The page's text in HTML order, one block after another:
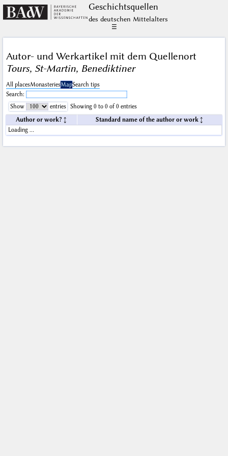
Geschichts­quellen
des deutschen Mittelalters
☰
Autor- und Werkartikel mit dem Quellenort
Tours, St-Martin, Benediktiner
All placesMonasteriesMapSearch tips
Search:
Show
entries
Showing 0 to 0 of 0 entries
Author or work?
Standard name of the author or work
Loading …